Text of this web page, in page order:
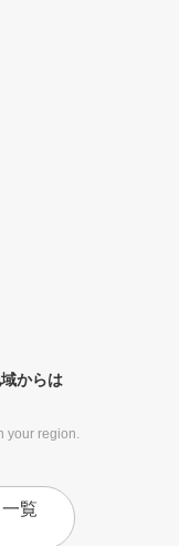
からは
your region.
覧